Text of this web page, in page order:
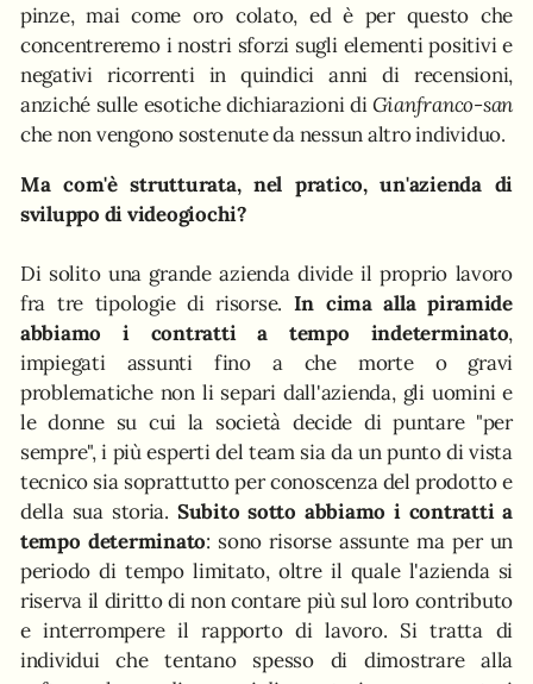
pinze, mai come oro colato, ed è per questo che
concentreremo i nostri sforzi sugli elementi positivi e
negativi ricorrenti in quindici anni di recensioni,
anziché sulle esotiche dichiarazioni diGianfranco-san
che non vengono sostenute da nessun altro individuo.
Ma com'è strutturata, nel pratico, un'azienda di
sviluppo di videogiochi?
Di solito una grande azienda divide il proprio lavoro
fra tre tipologie di risorse. In cima alla piramide
abbiamo i contratti a tempo indeterminato,
impiegati assunti fino a che morte o gravi
problematiche non li separi dall'azienda, gli uomini e
le donne su cui la società decide di puntare "per
sempre", i più esperti del team sia da un punto di vista
tecnico sia soprattutto per conoscenza del prodotto e
della sua storia. Subito sotto abbiamo i contratti a
tempo determinato: sono risorse assunte ma per un
periodo di tempo limitato, oltre il quale l'azienda si
riserva il diritto di non contare più sul loro contributo
e interrompere il rapporto di lavoro. Si tratta di
individui che tentano spesso di dimostrare alla